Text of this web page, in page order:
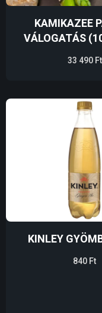
KAMIKAZEE
VÁLOGATÁS
33 490Ft
KINLEY
840Ft